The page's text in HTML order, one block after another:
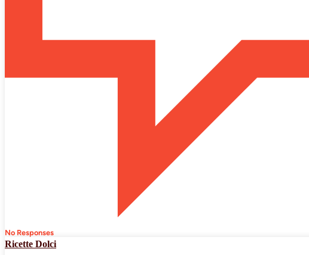
No Responses
Ricette Dolci